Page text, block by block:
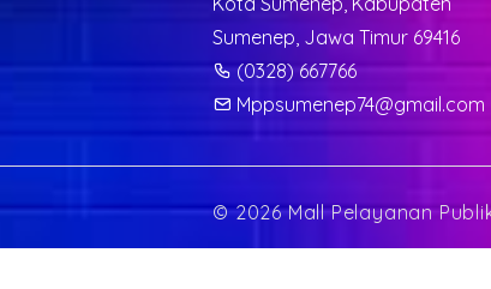
Sumenep, Jawa Timur 69416
(0328) 667766
Mppsumenep74@gmail.com
©2026 Mall Pelayanan